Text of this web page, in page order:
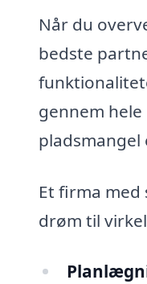
Når du
bedste
gennem
Et firma med
drøm til